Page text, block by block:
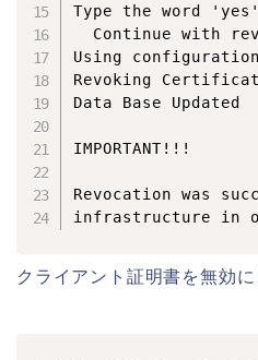
Type the word
Continue with
Using configuration
Revoking Certificate
Data Base Updated
IMPORTANT!!!
Revocation was
クライアント証明書を無効に